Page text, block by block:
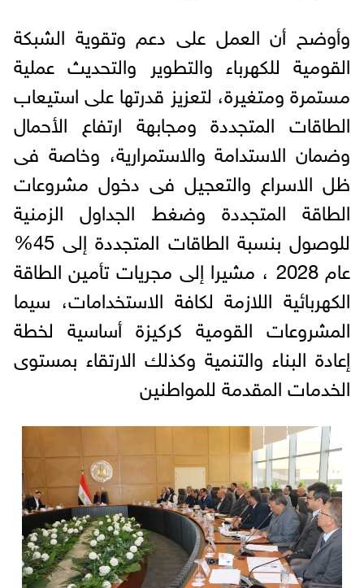
وأوضح أن العمل على دعم وتقوية الشبكة
القومية للكهرباء والتطوير والتحديث عملية
مستمرة ومتغيرة، لتعزيز قدرتها على استيعاب
الطاقات المتجددة ومجابهة ارتفاع الأحمال
وضمان الاستدامة والاستمرارية، وخاصة فى
ظل الاسراع والتعجيل فى دخول مشروعات
الطاقة المتجددة وضغط الجداول الزمنية
للوصول بنسبة الطاقات المتجددة إلى 45%
عام 2028 ، مشيرا إلى مجريات تأمين الطاقة
الكهربائية اللازمة لكافة الاستخدامات، سيما
المشروعات القومية كركيزة أساسية لخطة
إعادة البناء والتنمية وكذلك الارتقاء بمستوى
الخدمات المقدمة للمواطنين